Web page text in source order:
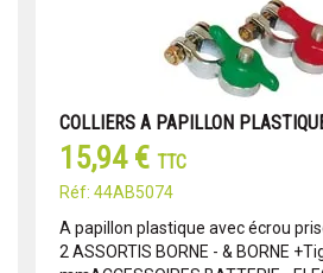
COLLIERS A PAPILLON
15,94 € TTC
Réf: 44AB5074
A papillon plastique avec écrou
2 ASSORTIS BORNE - & BORNE